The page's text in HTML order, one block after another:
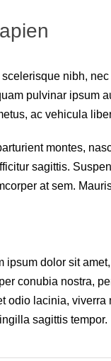
nibh,
pulvinar ipsum
ac vehicula
montes,
sagittis.
at sem.
ipsum dolor sit
conubia nostra,
odio lacinia,
sagittis tempor.